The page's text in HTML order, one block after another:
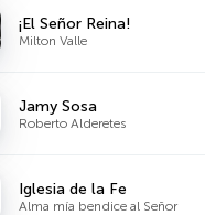
¡El Señor Reina!
Milton Valle
Jamy Sosa
Roberto Alderetes
Iglesia de la Fe
Alma mía bendice al Señor